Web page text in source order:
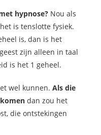
hypnose? Nou als
is tenslotte fysiek.
is, dan is het
zijn alleen in taal
is het 1 geheel.
wel kunnen. Als die
dan zou het
die ontstekingen